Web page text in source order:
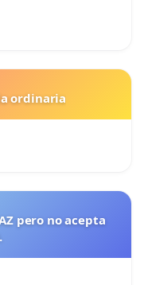
ordinaria
pero no acepta